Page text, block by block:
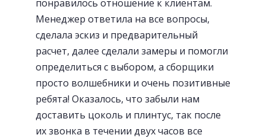
понравилось отношение к клиентам.
Менеджер ответила на все вопросы,
сделала эскиз и предварительный
расчет, далее сделали замеры и помогли
определиться с выбором, а сборщики
просто волшебники и очень позитивные
ребята! Оказалось, что забыли нам
доставить цоколь и плинтус, так после
их звонка в течении двух часов все